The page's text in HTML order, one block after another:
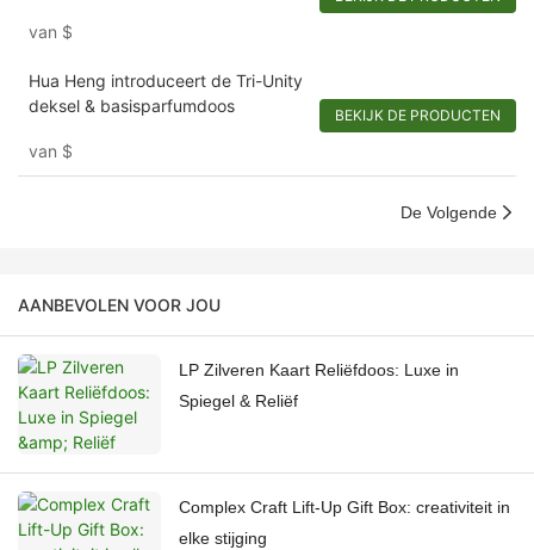
onthulling1721921395642194
van $
Hua Heng introduceert de Tri-Unity
deksel & basisparfumdoos
van $
BEKIJK DE PRODUCTEN
De Volgende
AANBEVOLEN VOOR JOU
LP Zilveren Kaart Reliëfdoos: Luxe in
Spiegel & Reliëf
Complex Craft Lift-Up Gift Box: creativiteit in
elke stijging